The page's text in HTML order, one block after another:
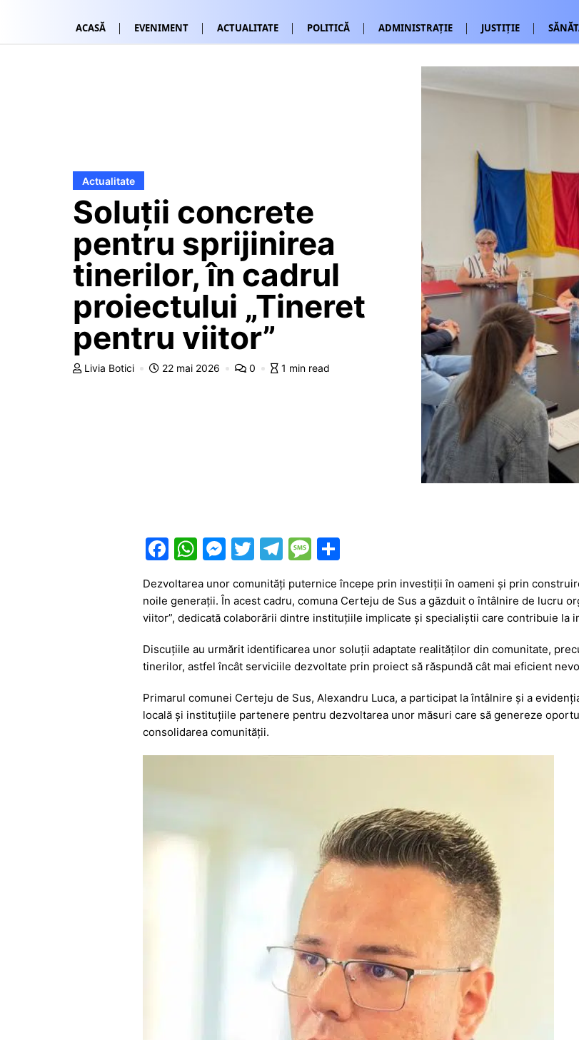
ACASĂ EVENIMENT ACTUALITATE POLITICĂ ADMINISTRAȚIE JUSTIȚIE
Actualitate
Soluții concrete
pentru sprijinirea
tinerilor, în cadrul
proiectului „Tineret
pentru viitor”
Livia Botici 22 mai 2026 0 1 min read
F
c
e
b
o
k
W
at
s
A
p
M
s
s
e
n
g
er
T
w
itt
er
T
el
e
gr
a
m
M
e
s
s
a
g
P
ar
ta
je
a
z
Dezvoltarea unor comunități puternice începe prin investiții în oameni și prin
noile generații. În acest cadru, comuna Certeju de Sus a găzduit o întâlnire de lucru
viitor”, dedicată colaborării dintre instituțiile implicate și specialiștii care contribuie la
Discuțiile au urmărit identificarea unor soluții adaptate realităților din comunitate,
tinerilor, astfel încât serviciile dezvoltate prin proiect să răspundă cât mai eficient
Primarul comunei Certeju de Sus, Alexandru Luca, a participat la întâlnire și a
locală și instituțiile partenere pentru dezvoltarea unor măsuri care să genereze
consolidarea comunității.